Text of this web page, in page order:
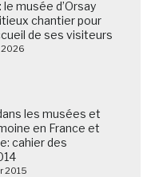
musée d’Orsay
chantier pour
de ses visiteurs
2026
les musées et
en France et
cahier des
2015